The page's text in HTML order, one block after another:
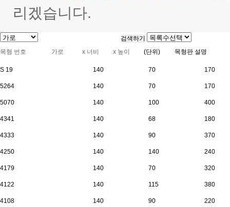
리겠습니다.
목형 번호 가로 x 너비 x 높이 (단위) 목형판 설명
S 19 140 70 170
5264 140 70 170
5070 140 100 400
4341 140 68 180
4333 140 90 370
4250 140 140 240
4179 140 70 320
4122 140 115 380
4108 140 90 220